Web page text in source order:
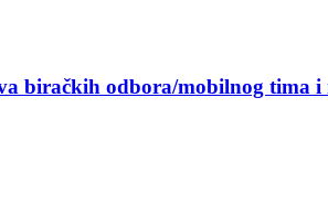
biračkih odbora/mobilnog tima